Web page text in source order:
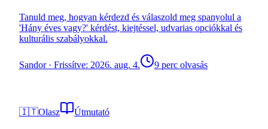
Tanuld meg, hogyan kérdezd és válaszold meg spanyolul a
'Hány éves vagy?' kérdést, kiejtéssel, udvarias opciókkal és
kulturális szabályokkal.
Sandor· Frissítve: 2026. aug. 4. 9 perc olvasás
🇮🇹Olasz Útmutató